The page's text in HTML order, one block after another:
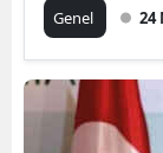
Genel 24